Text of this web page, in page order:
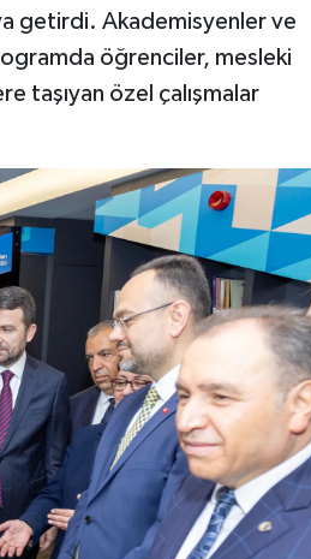
getirdi. Akademisyenler ve
öğrenciler, mesleki
taşıyan özel çalışmalar